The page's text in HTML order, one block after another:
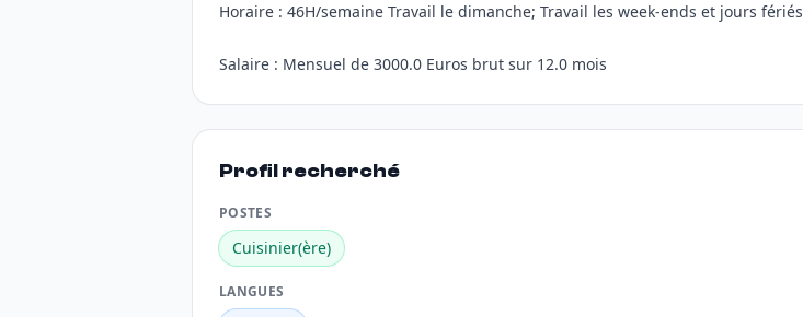
Horaire : 46H/semaine Travail le dimanche; Travail les week-ends et jours fériés
Salaire : Mensuel de 3000.0 Euros brut sur 12.0 mois
Profil recherché
POSTES
Cuisinier(ère)
LANGUES